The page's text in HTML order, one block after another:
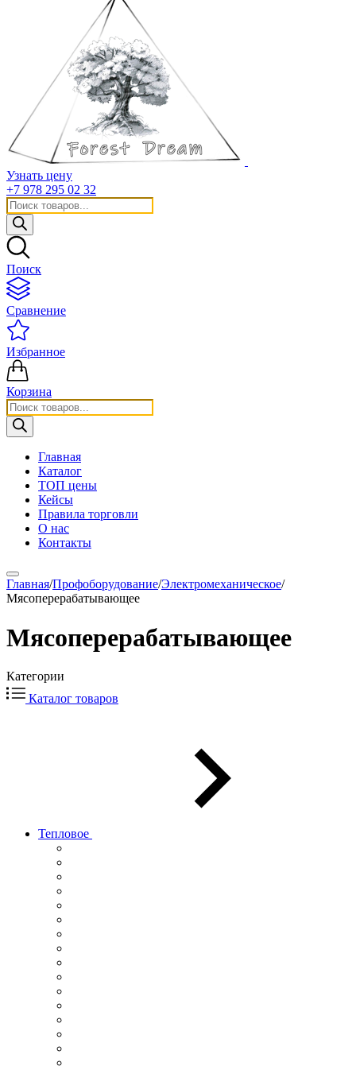
Узнать цену
+7 978 295 02 32
Поиск
товаров
Поиск
Сравнение
Избранное
Корзина
Поиск
товаров
Главная
Каталог
ТОП цены
Кейсы
Правила торговли
О нас
Контакты
Главная/Профоборудование/Электромеханическое/
Мясоперерабатывающее
Мясоперерабатывающее
Категории
Каталог товаров
Тепловое